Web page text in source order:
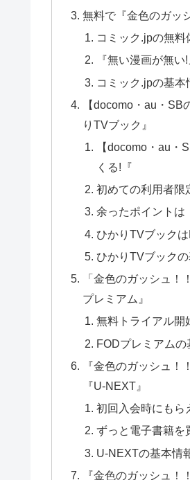
無料で『金色のガッ
コミック.jpの無
『無い漫画が無
コミック.jpの基本
【docomo・au・
りTVブック』
【docomo・au
くる!『
初めての利用者限
余ったポイントは
ひかりTVブック
ひかりTVブック
「金色のガッシュ
プレミアム』
無料トライアル開
FODプレミアムの
『金色のガッシュ
『U-NEXT』
初回入会時にもら
ずっと電子書籍を
U-NEXTの基本情
『金色のガッシュ